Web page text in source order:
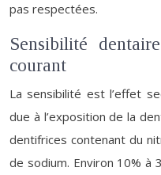
pas respectées.
Sensibilité
courant
La sensibilité est l’effet
due à l’exposition de la
dentifrices contenant du
de sodium. Environ 10% à